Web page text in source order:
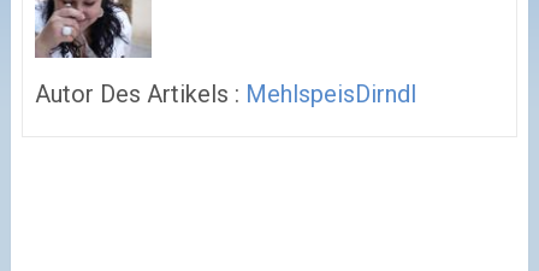
Autor Des Artikels : MehlspeisDirndl